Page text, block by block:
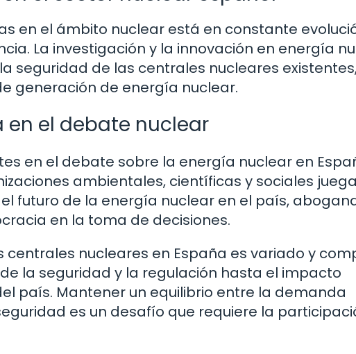
en el ámbito nuclear está en constante
La investigación y la innovación en energía
seguridad de las centrales nucleares
generación de energía nuclear.
el debate nuclear
en el debate sobre la energía nuclear en
ambientales, científicas y sociales
futuro de la energía nuclear en el país,
en la toma de decisiones.
centrales nucleares en España es variado y
la seguridad y la regulación hasta el impacto
país. Mantener un equilibrio entre la demanda
es un desafío que requiere la